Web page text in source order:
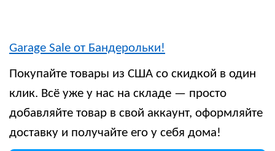
Garage Sale от Бандерольки!
Покупайте товары из США со скидкой в один
клик. Всё уже у нас на складе — просто
добавляйте товар в свой аккаунт, оформляйте
доставку и получайте его у себя дома!